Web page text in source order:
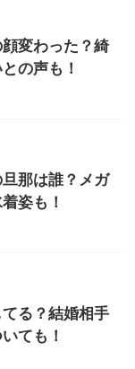
変わった？綺
の声も！
那は誰？メガ
姿も！
る？結婚相手
ても！